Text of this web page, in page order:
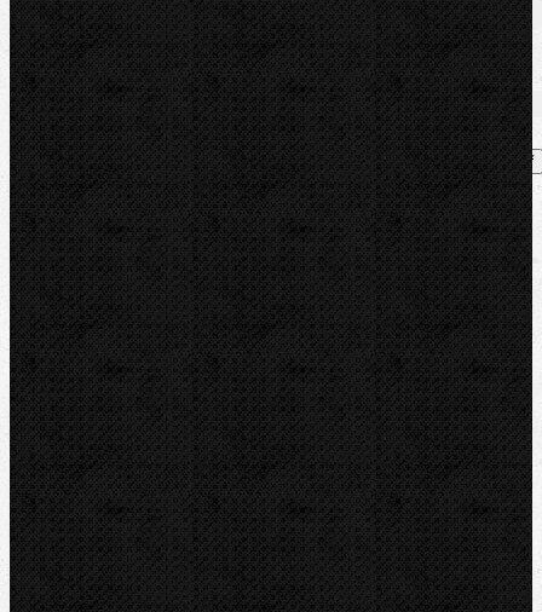
Zařazení
Dělení trubek
Dělení trubek / Odhrotovače trubek
Komentáře
Přidat komentář
Sortiment
Akce
Mechanické
Elektrické
Hydraulické